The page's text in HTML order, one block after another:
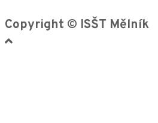
Copyright © ISŠT Mělník